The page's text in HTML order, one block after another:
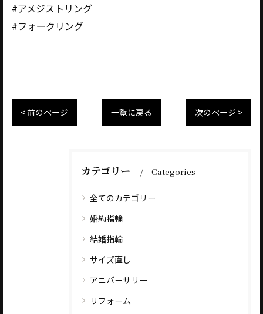
#アメジストリング
#フォークリング
< 前のページ 一覧に戻る 次のページ >
カテゴリー Categories
全てのカテゴリー
婚約指輪
結婚指輪
サイズ直し
アニバーサリー
リフォーム